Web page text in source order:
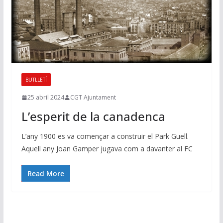
BUTLLETÍ
25 abril 2024 CGT Ajuntament
L’esperit de la canadenca
L’any 1900 es va començar a construir el Park Guell.
Aquell any Joan Gamper jugava com a davanter al FC
Read More